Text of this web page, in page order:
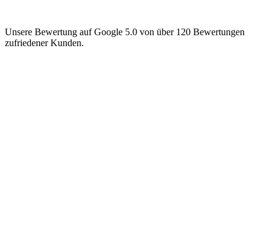
Unsere Bewertung auf Google 5.0 von über 120 Bewertungen
zufriedener Kunden.